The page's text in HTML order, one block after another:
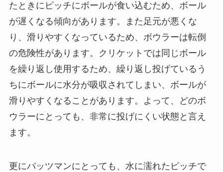
たときにピッチにボールが食い込むため、ボール
が遅くなる傾向があります。また足元が悪くな
り、滑りやすくなっているため、ボウラーは転倒
の危険性があります。クリケットでは同じボール
を繰り返し使用するため、繰り返し投げているう
ちにボールに水分が吸収されてしまい、ボールが
滑りやすくなることがあります。よって、どのボ
ウラーにとっても、非常に投げにくい状態と言え
ます。
更にバッツマンにとっても、水に濡れたピッチで